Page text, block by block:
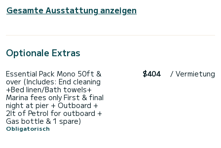
Gesamte Ausstattung anzeigen
Optionale Extras
Essential Pack Mono 50ft &
over (Includes: End cleaning
+Bed linen/Bath towels+
Marina fees only First & final
night at pier + Outboard +
2lt of Petrol for outboard +
Gas bottle & 1 spare)
Obligatorisch
$404 / Vermietung